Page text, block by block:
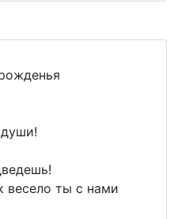
весело ты с нами